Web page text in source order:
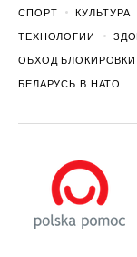
СПОРТ КУЛЬТУРА
ТЕХНОЛОГИИ
ОБХОД
БЕЛАРУСЬ В НАТО